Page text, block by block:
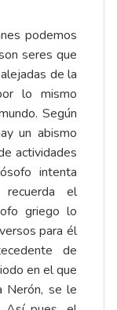
podemos
seres que
de la
lo mismo
Según
un abismo
actividades
intenta
el
griego lo
para él
de
en el que
Nerón, se le